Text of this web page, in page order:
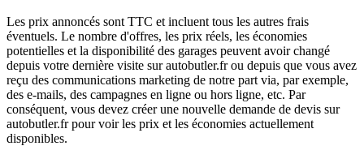
Les prix annoncés sont TTC et incluent tous les autres frais
éventuels. Le nombre d'offres, les prix réels, les économies
potentielles et la disponibilité des garages peuvent avoir changé
depuis votre dernière visite sur autobutler.fr ou depuis que vous avez
reçu des communications marketing de notre part via, par exemple,
des e-mails, des campagnes en ligne ou hors ligne, etc. Par
conséquent, vous devez créer une nouvelle demande de devis sur
autobutler.fr pour voir les prix et les économies actuellement
disponibles.